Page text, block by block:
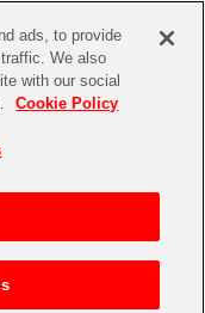
ads, to provide
We also
with our social
Cookie Policy